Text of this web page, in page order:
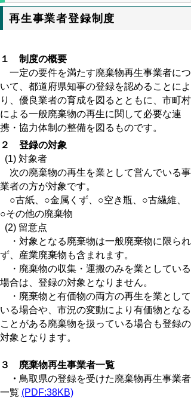
再生事業者登録制度
１ 制度の概要
一定の要件を満たす廃棄物再生事業者につ
いて、都道府県知事の登録を認めることによ
り、優良業者の育成を図るとともに、市町村
による一般廃棄物の再生に関して必要な連
携・協力体制の整備を図るものです。
２ 登録の対象
(1) 対象者
次の廃棄物の再生を業として営んでいる事
業者の方が対象です。
○古紙、○金属くず、○空き瓶、○古繊維、
○その他の廃棄物
(2) 留意点
・対象となる廃棄物は一般廃棄物に限られ
ず、産業廃棄物も含まれます。
・廃棄物の収集・運搬のみを業としている
場合は、登録の対象となりません。
・廃棄物と有価物の両方の再生を業として
いる場合や、市況の変動により有価物となる
ことがある廃棄物を扱っている場合も登録の
対象となります。
３ 廃棄物再生事業者一覧
・ 鳥取県の登録を受けた廃棄物再生事業者
一覧 (PDF:38KB)